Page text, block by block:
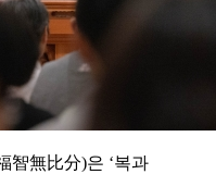
智無比分)은 ‘복과